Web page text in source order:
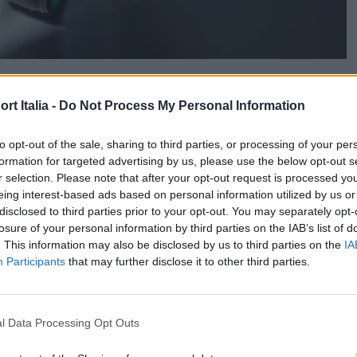
Italia - Do Not Process My Personal Information
opt-out of the sale, sharing to third parties, or processing of your
for targeted advertising by us, please use the below opt-out
selection. Please note that after your opt-out request is processed
interest-based ads based on personal information utilized by us
to third parties prior to your opt-out. You may separately
of your personal information by third parties on the IAB’s list of
This information may also be disclosed by us to third parties on the
Participants that may further disclose it to other third parties.
Data Processing Opt Outs
centralizzando tutte le indicazioni sul
fumé. Una lancetta rossa indica i secondi
i minuti trascorsi sulla scala bianca. Il disco centrale,
il secondo fuso orario, identificato da una freccia
posizionata a ore 6. Altrove sul quadrante, le
, mentre una scala tachimetrica trova posto sulla
Flyback sviluppato
animato dal calibro di manifattura